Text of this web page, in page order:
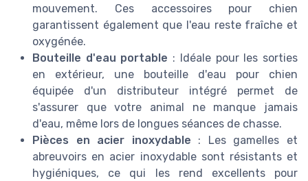
mouvement. Ces accessoires pour chien
garantissent également que l'eau reste fraîche et
oxygénée.
Bouteille d'eau portable : Idéale pour les sorties
en extérieur, une bouteille d'eau pour chien
équipée d'un distributeur intégré permet de
s'assurer que votre animal ne manque jamais
d'eau, même lors de longues séances de chasse.
Pièces en acier inoxydable : Les gamelles et
abreuvoirs en acier inoxydable sont résistants et
hygiéniques, ce qui les rend excellents pour